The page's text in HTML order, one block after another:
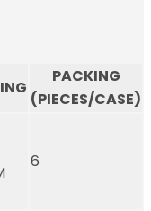
PACKING
(PIECES/CASE)
6